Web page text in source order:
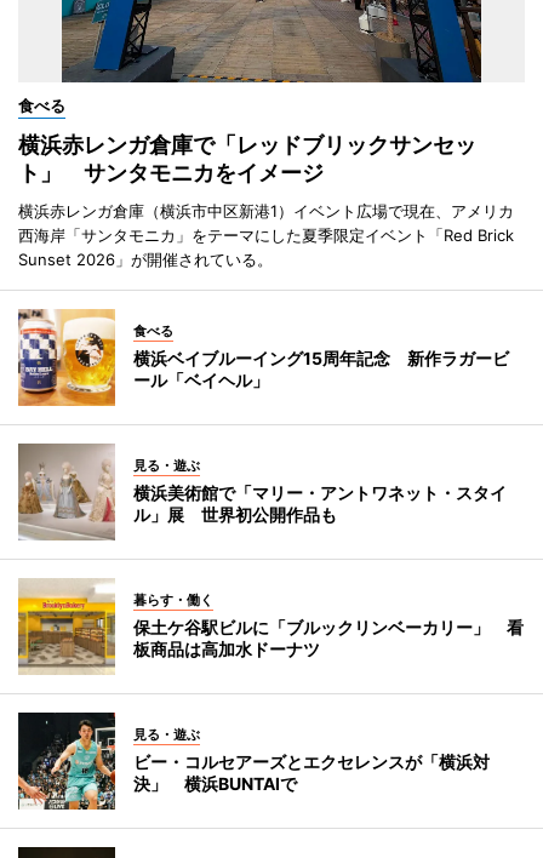
食べる
横浜赤レンガ倉庫で「レッドブリックサンセッ
ト」 サンタモニカをイメージ
横浜赤レンガ倉庫（横浜市中区新港1）イベント広場で現在、アメリカ
西海岸「サンタモニカ」をテーマにした夏季限定イベント「Red Brick
Sunset 2026」が開催されている。
食べる
横浜ベイブルーイング15周年記念 新作ラガービ
ール「ベイヘル」
見る・遊ぶ
横浜美術館で「マリー・アントワネット・スタイ
ル」展 世界初公開作品も
暮らす・働く
保土ケ谷駅ビルに「ブルックリンベーカリー」 看
板商品は高加水ドーナツ
見る・遊ぶ
ビー・コルセアーズとエクセレンスが「横浜対
決」 横浜BUNTAIで